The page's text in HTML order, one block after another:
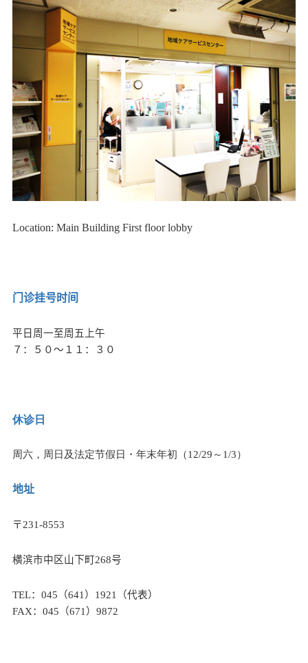
Location: Main Building First floor lobby
门诊挂号时间
平日周一至周五上午
７：５０～１１：３０
休诊日
周六，周日及法定节假日 ・ 年末年初 （12/29 ～ 1/3）
地址
〒231-8553
横滨市中区山下町268号
TEL： 045 （641 ） 1921
（代表）
FAX： 045 （671 ） 9872